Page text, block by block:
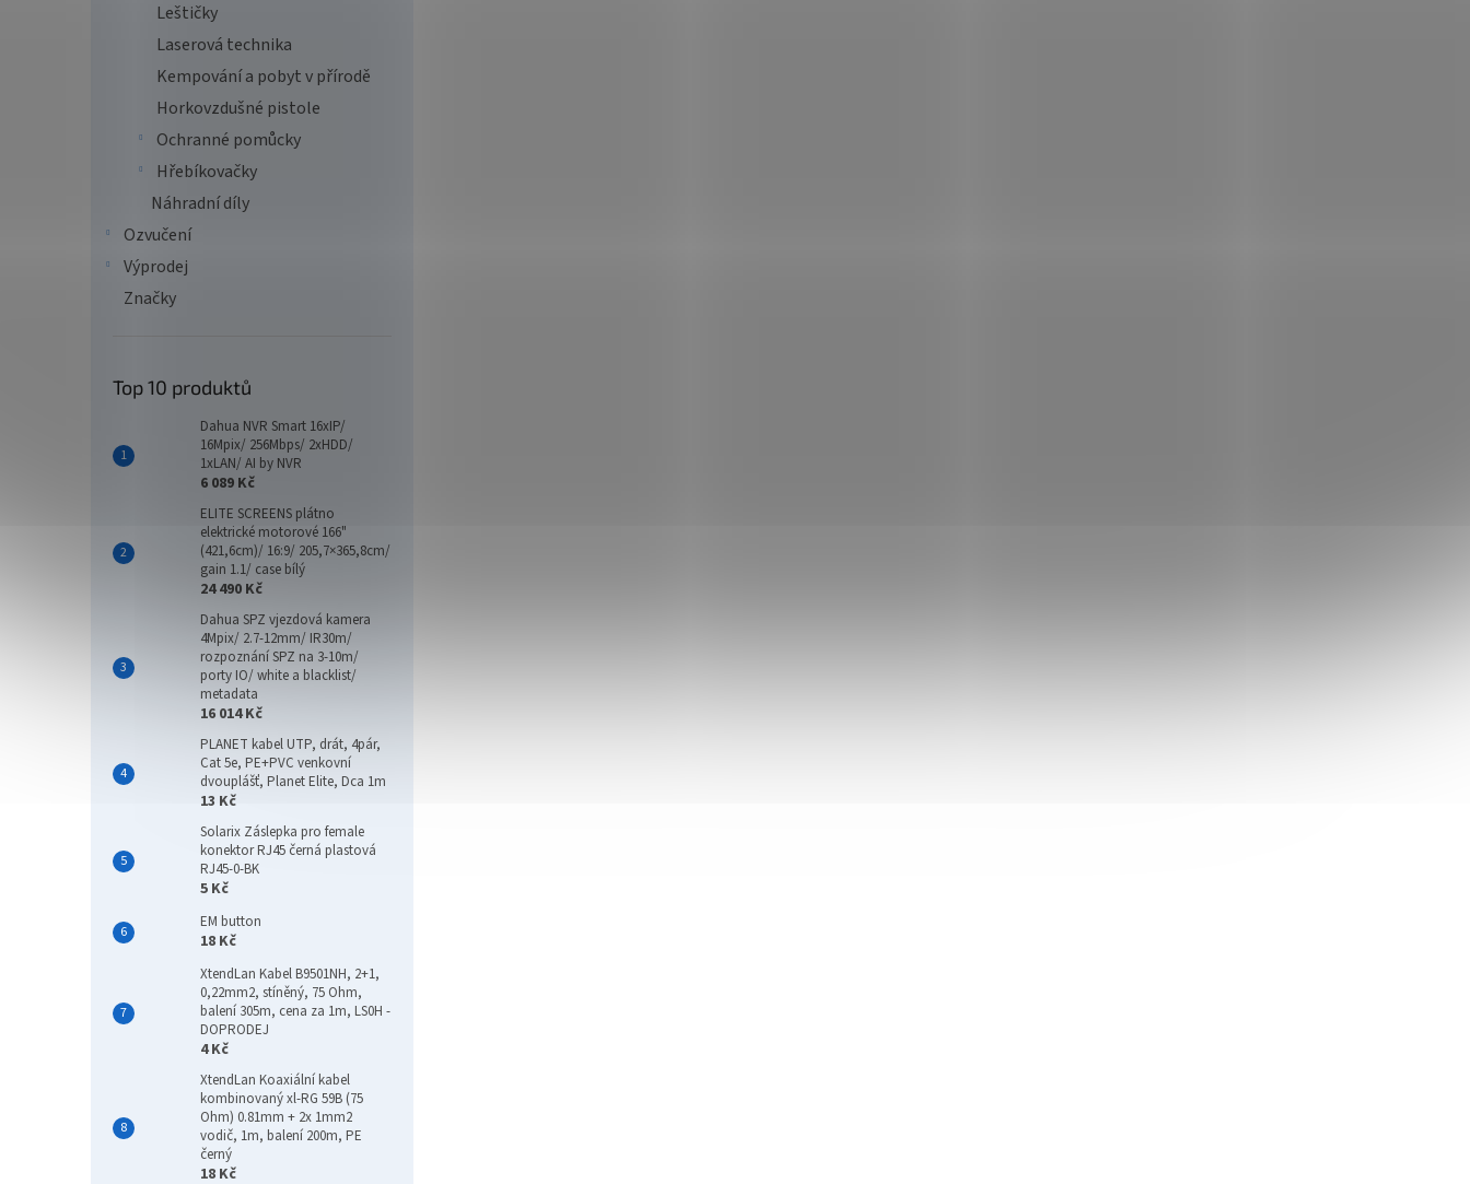
Leštičky
Laserová technika
Kempování a pobyt v přírodě
Horkovzdušné pistole
Ochranné pomůcky
Hřebíkovačky
Náhradní díly
Ozvučení
Výprodej
Značky
Top 10 produktů
Dahua NVR Smart 16xIP/
16Mpix/ 256Mbps/ 2xHDD/
1xLAN/ AI by NVR
6 089 Kč
ELITE SCREENS plátno
elektrické motorové 166"
(421,6cm)/ 16:9/ 205,7×365,8cm/
gain 1.1/ case bílý
24 490 Kč
Dahua SPZ vjezdová kamera
4Mpix/ 2.7-12mm/ IR30m/
rozpoznání SPZ na 3-10m/
porty IO/ white a blacklist/
metadata
16 014 Kč
PLANET kabel UTP, drát, 4pár,
Cat 5e, PE+PVC venkovní
dvouplášť, Planet Elite, Dca 1m
13 Kč
Solarix Záslepka pro female
konektor RJ45 černá plastová
RJ45-0-BK
5 Kč
EM button
18 Kč
XtendLan Kabel B9501NH, 2+1,
0,22mm2, stíněný, 75 Ohm,
balení 305m, cena za 1m, LS0H -
DOPRODEJ
4 Kč
XtendLan Koaxiální kabel
kombinovaný xl-RG 59B (75
Ohm) 0.81mm + 2x 1mm2
vodič, 1m, balení 200m, PE
černý
18 Kč